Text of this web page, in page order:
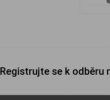
Registrujte se k odběru